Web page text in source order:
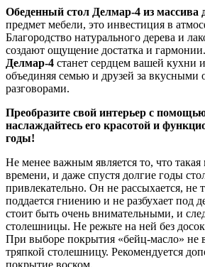
Обеденный стол Делмар-4 из массива
предмет мебели, это инвестиция в
Благородство натурального дерева и
создают ощущение достатка и гармонии.
Делмар-4 станет сердцем вашей кухни
объединяя семью и друзей за
разговорами.
Преобразите свой интерьер с
наслаждайтесь его красотой и
годы!
Не менее важным является то, что такая
времени, и даже спустя долгие годы
привлекательно. Он не рассыхается, не
поддается гниению и не разбухает под
стоит быть очень внимательными, и
столешницы. Не режьте на ней без
При выборе покрытия «бейц-масло» не
тряпкой столешницу. Рекомендуется
покрытие воском.